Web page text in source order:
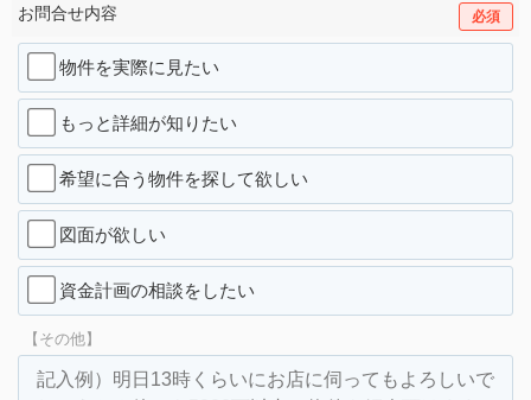
お問合せ内容 必須
物件を実際に見たい
もっと詳細が知りたい
希望に合う物件を探して欲しい
図面が欲しい
資金計画の相談をしたい
【その他】